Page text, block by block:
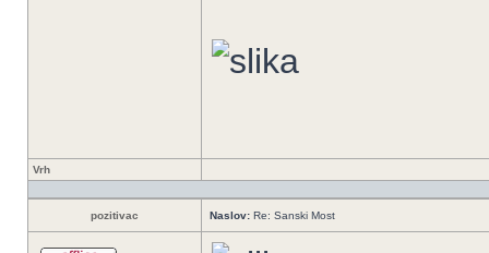
Vrh
pozitivac Naslov: Re: Sanski Most